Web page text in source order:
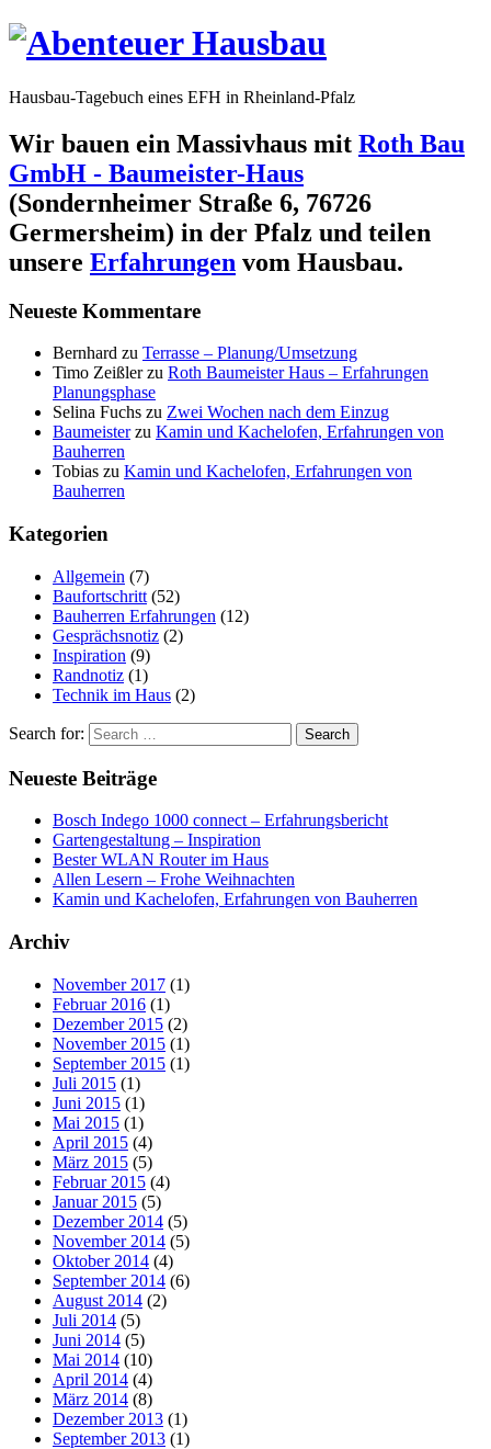
Hausbau-Tagebuch eines EFH in Rheinland-Pfalz
Wir bauen ein Massivhaus mit Roth Bau
GmbH - Baumeister-Haus
(Sondernheimer Straße 6, 76726
Germersheim) in der Pfalz und teilen
unsere Erfahrungen vom Hausbau.
Neueste Kommentare
Bernhard zu Terrasse – Planung/Umsetzung
Timo Zeißlerzu Roth Baumeister Haus – Erfahrungen
Planungsphase
Selina Fuchs zu Zwei Wochen nach dem Einzug
Baumeisterzu Kamin und Kachelofen, Erfahrungen von
Bauherren
Tobias zu Kamin und Kachelofen, Erfahrungen von
Bauherren
Kategorien
Allgemein (7)
Baufortschritt (52)
Bauherren Erfahrungen (12)
Gesprächsnotiz (2)
Inspiration (9)
Randnotiz (1)
Technik im Haus (2)
Search for:
Neueste Beiträge
Bosch Indego 1000 connect – Erfahrungsbericht
Gartengestaltung – Inspiration
Bester WLAN Router im Haus
Allen Lesern – Frohe Weihnachten
Kamin und Kachelofen, Erfahrungen von Bauherren
Archiv
November 2017 (1)
Februar 2016 (1)
Dezember 2015 (2)
November 2015 (1)
September 2015 (1)
Juli 2015 (1)
Juni 2015 (1)
Mai 2015 (1)
April 2015 (4)
März 2015 (5)
Februar 2015 (4)
Januar 2015 (5)
Dezember 2014 (5)
November 2014 (5)
Oktober 2014 (4)
September 2014 (6)
August 2014 (2)
Juli 2014 (5)
Juni 2014 (5)
Mai 2014 (10)
April 2014 (4)
März 2014 (8)
Dezember 2013 (1)
September 2013 (1)